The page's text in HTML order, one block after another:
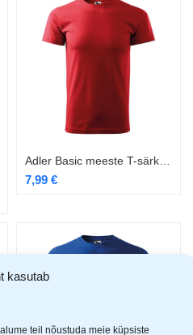
kasutab
teil nõustuda meie küpsiste
7,99 €